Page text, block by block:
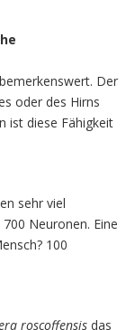
Der
oder des Hirns
ist diese Fähigkeit
sehr viel
Neuronen. Eine
100
roscoffensis das